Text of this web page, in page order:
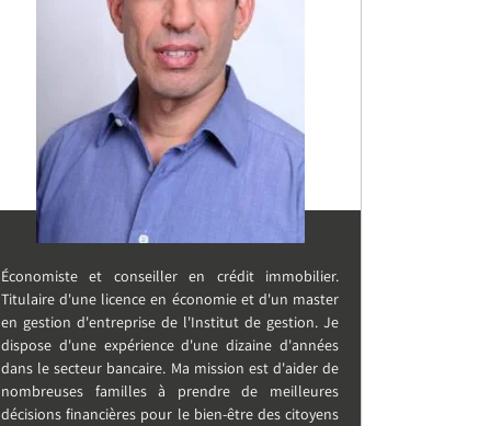
Économiste et conseiller en crédit immobilier.
Titulaire d'une licence en économie et d'un master
en gestion d'entreprise de l'Institut de gestion. Je
dispose d'une expérience d'une dizaine d'années
dans le secteur bancaire. Ma mission est d'aider de
nombreuses familles à prendre de meilleures
décisions financières pour le bien-être des citoyens